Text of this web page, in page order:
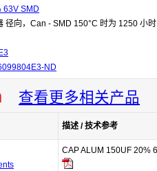
63V SMD
径向，Can - SMD 150°C 时为 1250 小时
ND
查看更多相关产品
描述 / 技术参考
CAP ALUM 150UF 20%